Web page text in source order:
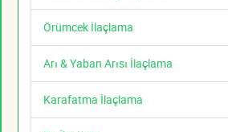
Örümcek İlaçlama
Arı & Yaban Arısı İlaçlama
Karafatma İlaçlama